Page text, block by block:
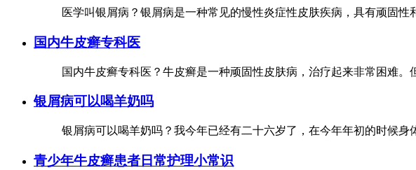
医学叫银屑病？银屑病是一种常见的慢性炎症性皮肤疾病，具有顽固
国内牛皮癣专科医
国内牛皮癣专科医？牛皮癣是一种顽固性皮肤病，治疗起来非常困难
银屑病可以喝羊奶吗
银屑病可以喝羊奶吗？我今年已经有二十六岁了，在今年年初的时候身
青少年牛皮癣患者日常护理小常识